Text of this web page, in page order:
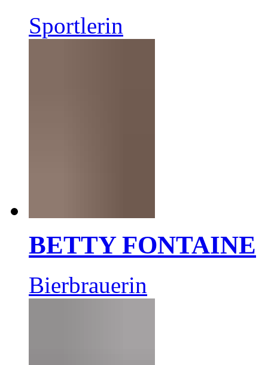
Sportlerin
BETTY FONTAINE
Bierbrauerin